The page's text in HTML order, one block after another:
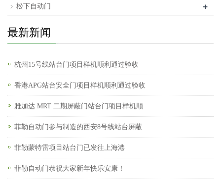
松下自动门 +
最新新闻
杭州15号线站台门项目样机顺利通过验收
香港APG站台安全门项目样机顺利通过验收
雅加达 MRT 二期屏蔽门站台门项目样机顺
菲勒自动门参与制造的西安8号线站台屏蔽
菲勒蒙特雷项目站台门已发往上海港
菲勒自动门恭祝大家新年快乐安康！